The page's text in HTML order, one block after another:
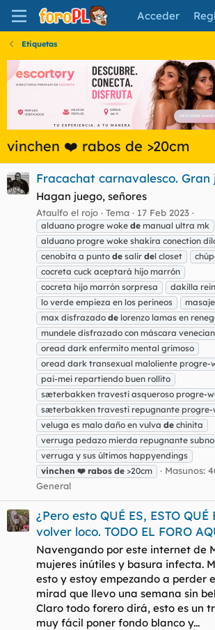
Acceder
Etiquetas
vinchen ❤️ rabos de >20cm
Fracachat carnavalesco. Gran
Hagan juego, señores
Ataulfo el rojo Tema 17 Feb 2023
alduano progre woke de manual ultra mk
alduano progre woke shakira conection
cenobita a punto de salir del closet
cocreta cuck aceptará hijo marrón
cocreta hijo marrón sorpresa
dakilla
lo verde empieza en los perineos
max disfrazado de lorenzo lamas en
mundele disfrazado con máscara
oread dark enfermito mental grimoso
oread dark transexual maloliente progre-
pai-mei repartiendo buen rollito
sæterbakken travesti asqueroso progre-
sæterbakken travesti repugnante progre-
veluga es malo daño en vulva de chinita
verruga pedazo mierda repugnante
verruga y sus últimos happyendings
vinchen ❤️ rabos de >20cm Masunos:
General
¿Pero esto QUÉ ES, ESTO
volver loco. TODO EL FORO
Navengando por este internet de
mujeres inútiles y basura infecta.
esto y estoy empezando a perder
mirad que llevo una semana sin
Claro todo forero dirá, esto es un
muy fácil poner fondo blanco y...